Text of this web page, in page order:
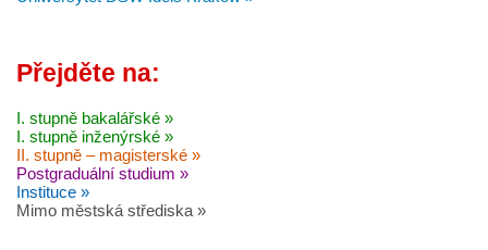
Přejděte na:
I. stupně bakalářské »
I. stupně inženýrské »
II. stupně – magisterské »
Postgraduální studium »
Instituce »
Mimo městská střediska »